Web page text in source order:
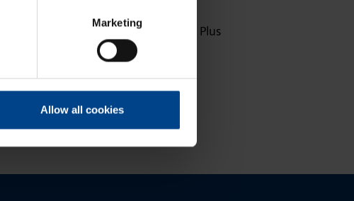
Marketing
Allow all cookies
Uuden sukupolven domovea Plus
korvaa domovea V1:n